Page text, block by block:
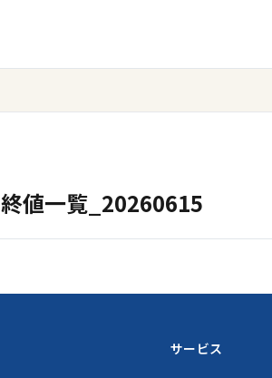
終値一覧_20260615
サービス